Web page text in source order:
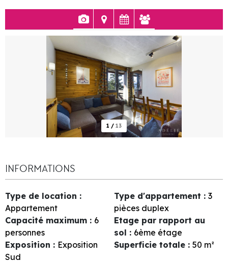
1 / 13
INFORMATIONS
Type de location :
Appartement
Type d'appartement : 3
pièces duplex
Capacité maximum : 6
personnes
Etage par rapport au
sol : 6ème étage
Exposition : Exposition
Sud
Superficie totale : 50 m²